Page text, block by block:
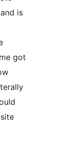
is
got